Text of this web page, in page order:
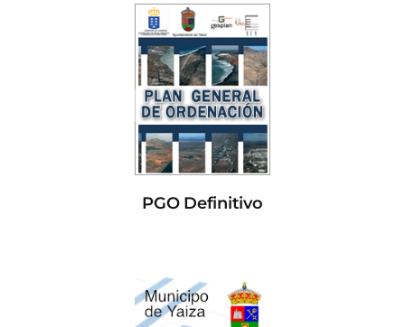
PGO Definitivo